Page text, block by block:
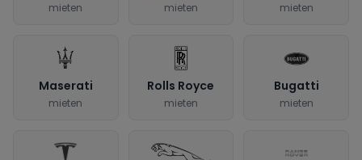
mieten mieten mieten
Maserati
mieten
Rolls Royce
mieten
Bugatti
mieten